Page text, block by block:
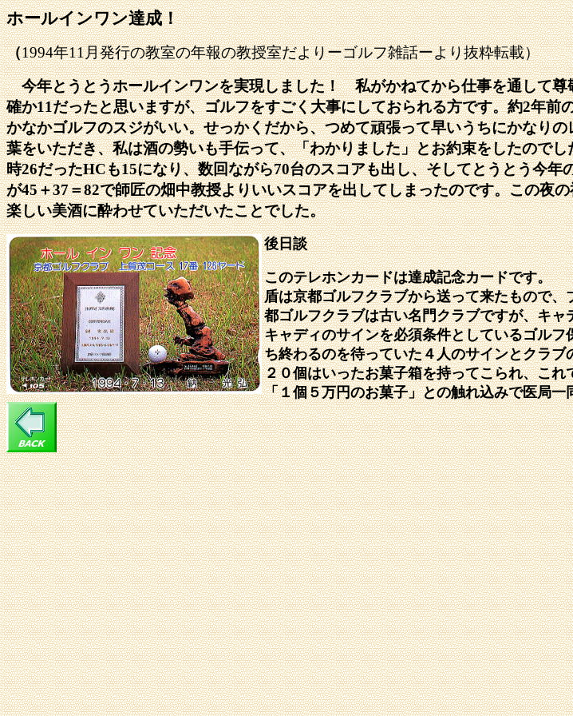
ホールインワン達成！
（1994年11月発行の教室の年報の教授室だよりーゴルフ雑話ーより抜粋転載）
今年とうとうホールインワンを実現しました！ 私がかねてから仕事を通して
確か11だったと思いますが、ゴルフをすごく大事にしておられる方です。約2年前
かなかゴルフのスジがいい。せっかくだから、つめて頑張って早いうちにかなり
葉をいただき、私は酒の勢いも手伝って、「わかりました」とお約束をしたので
時26だったHCも15になり、数回ながら70台のスコアも出し、そしてとうとう今年
が45＋37＝82で師匠の畑中教授よりいいスコアを出してしまったのです。この夜
楽しい美酒に酔わせていただいたことでした。
後日談
このテレホンカードは達成記念カードです。
盾は京都ゴルフクラブから送って来たもので
都ゴルフクラブは古い名門クラブですが、キ
キャディのサインを必須条件としているゴル
ち終わるのを待っていた４人のサインとクラ
２０個はいったお菓子箱を持ってこられ、こ
「１個５万円のお菓子」との触れ込みで医局一